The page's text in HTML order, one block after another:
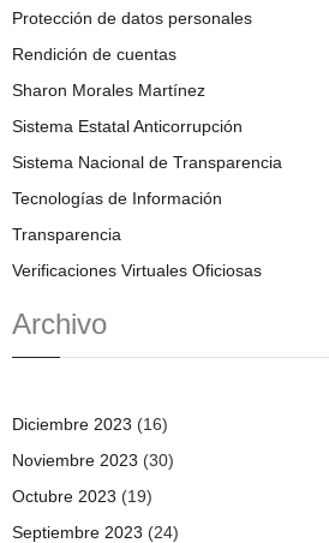
Protección de datos personales
Rendición de cuentas
Sharon Morales Martínez
Sistema Estatal Anticorrupción
Sistema Nacional de Transparencia
Tecnologías de Información
Transparencia
Verificaciones Virtuales Oficiosas
Archivo
Diciembre 2023 (16)
Noviembre 2023 (30)
Octubre 2023 (19)
Septiembre 2023 (24)